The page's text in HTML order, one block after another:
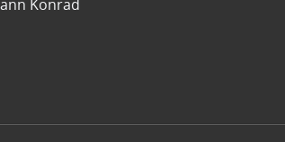
Konrad